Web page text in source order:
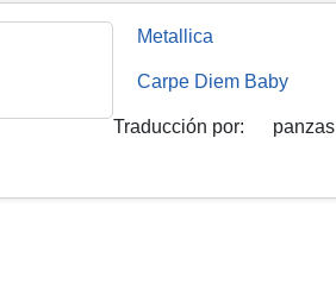
Metallica
Carpe Diem Baby
Traducción por: panzas